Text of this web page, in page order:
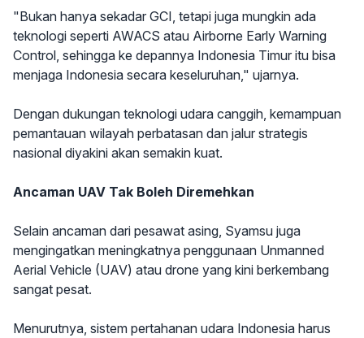
"Bukan hanya sekadar GCI, tetapi juga mungkin ada
teknologi seperti AWACS atau Airborne Early Warning
Control, sehingga ke depannya Indonesia Timur itu bisa
menjaga Indonesia secara keseluruhan," ujarnya.
Dengan dukungan teknologi udara canggih, kemampuan
pemantauan wilayah perbatasan dan jalur strategis
nasional diyakini akan semakin kuat.
Ancaman UAV Tak Boleh Diremehkan
Selain ancaman dari pesawat asing, Syamsu juga
mengingatkan meningkatnya penggunaan Unmanned
Aerial Vehicle (UAV) atau drone yang kini berkembang
sangat pesat.
Menurutnya, sistem pertahanan udara Indonesia harus